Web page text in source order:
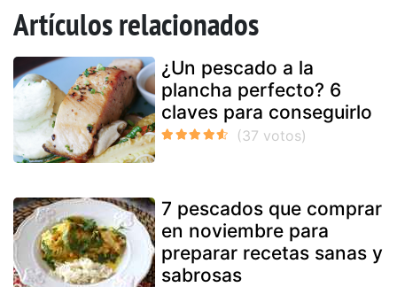
Artículos relacionados
¿Un pescado a la
plancha perfecto? 6
claves para conseguirlo
7 pescados que comprar
en noviembre para
preparar recetas sanas y
sabrosas